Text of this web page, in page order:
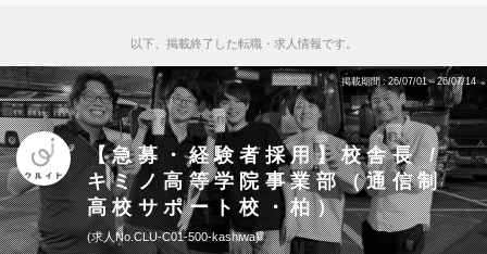
以下、掲載終了した転職・求人情報です。
掲載期間 26/07/01～26/07/14
【急募・経験者採用】校舎長 /
キミノ高等学院事業部（通信制
高校サポート校・柏）
求人No.CLU-C01-500-kashiwa